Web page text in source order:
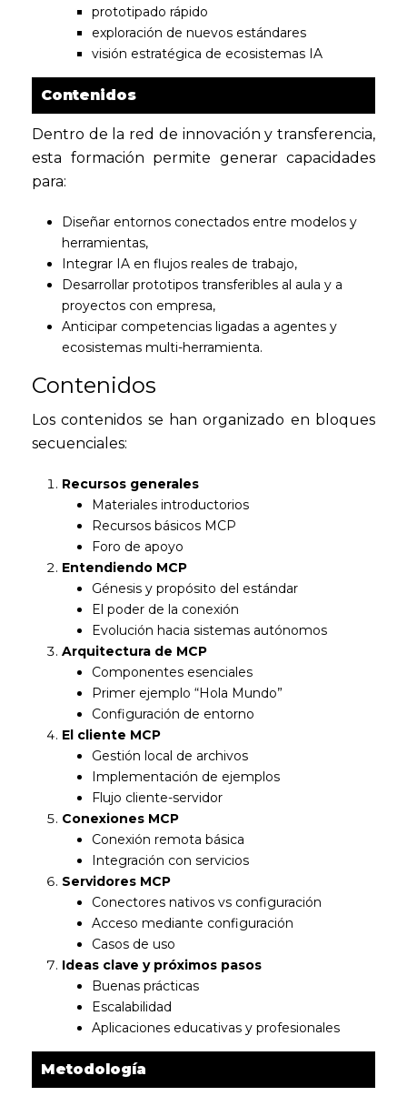
prototipado rápido
exploración de nuevos estándares
visión estratégica de ecosistemas IA
Contenidos
Dentro de la red de innovación y transferencia,
esta formación permite generar capacidades
para:
Diseñar entornos conectados entre modelos y
herramientas,
Integrar IA en flujos reales de trabajo,
Desarrollar prototipos transferibles al aula y a
proyectos con empresa,
Anticipar competencias ligadas a agentes y
ecosistemas multi-herramienta.
Contenidos
Los contenidos se han organizado en bloques
secuenciales:
Recursos generales
Materiales introductorios
Recursos básicos MCP
Foro de apoyo
Entendiendo MCP
Génesis y propósito del estándar
El poder de la conexión
Evolución hacia sistemas autónomos
Arquitectura de MCP
Componentes esenciales
Primer ejemplo “Hola Mundo”
Configuración de entorno
El cliente MCP
Gestión local de archivos
Implementación de ejemplos
Flujo cliente-servidor
Conexiones MCP
Conexión remota básica
Integración con servicios
Servidores MCP
Conectores nativos vs configuración
Acceso mediante configuración
Casos de uso
Ideas clave y próximos pasos
Buenas prácticas
Escalabilidad
Aplicaciones educativas y profesionales
Metodología